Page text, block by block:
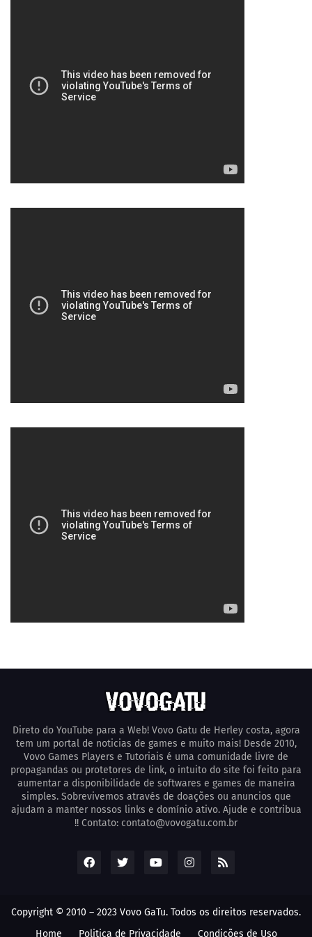
Direto do YouTube para a Web! Vovo Gatu de Herley costa, agora
tem um portal de noticias de games e muito mais! Desde 2010,
Vovo Games Players e Tutoriais é uma comunidade livre de
propagandas ou protetores de link, o intuito do site foi feito para
aumentar a disponibilidade de softwares e games de maneira
simples. Sobrevivemos através de doações ou anuncios que
ajudam a manter nossos links e domínio ativo. Ajude e contribua
!! Contato: contato@vovogatu.com.br
Copyright © 2010 – 2023 Vovo GaTu. Todos os direitos reservados.
Home
Poli­tica de Privacidade Condições de Uso